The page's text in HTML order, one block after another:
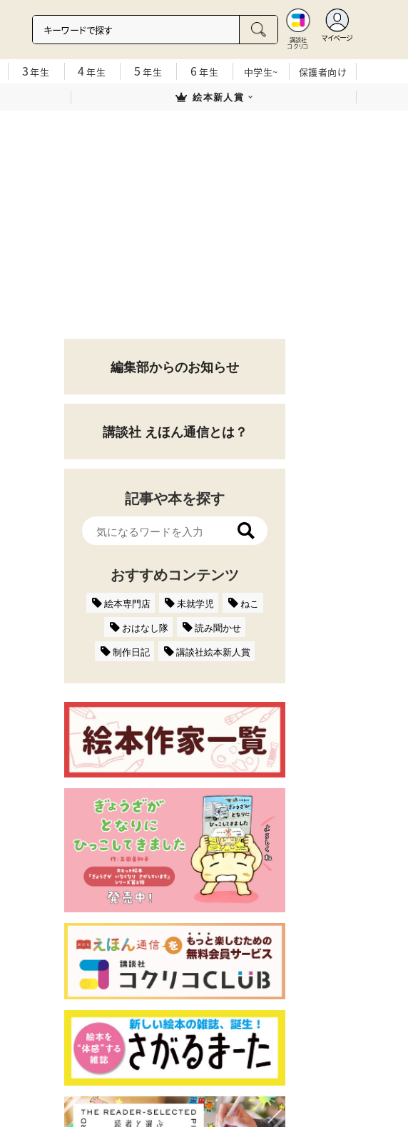
講談社
コクリコ
マイページ
3年生 4年生 5 年生 6 年生 中学生~
保護者向け
絵本新人賞
編集部からのお知らせ
講談社 えほん通信とは？
記事や本を探す
おすすめコンテンツ
絵本専門店 未就学児
ねこ
おはなし隊
読み聞かせ
制作日記
講談社絵本新人賞